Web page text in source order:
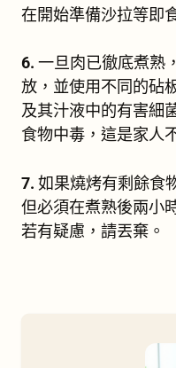
在開始準備沙拉等即
6. 一旦肉已徹底煮熟
放，並使用不同的砧
及其汁液中的有害細
食物中毒，這是家人
7. 如果燒烤有剩餘食
但必須在煮熟後兩小
若有疑慮，請丟棄。